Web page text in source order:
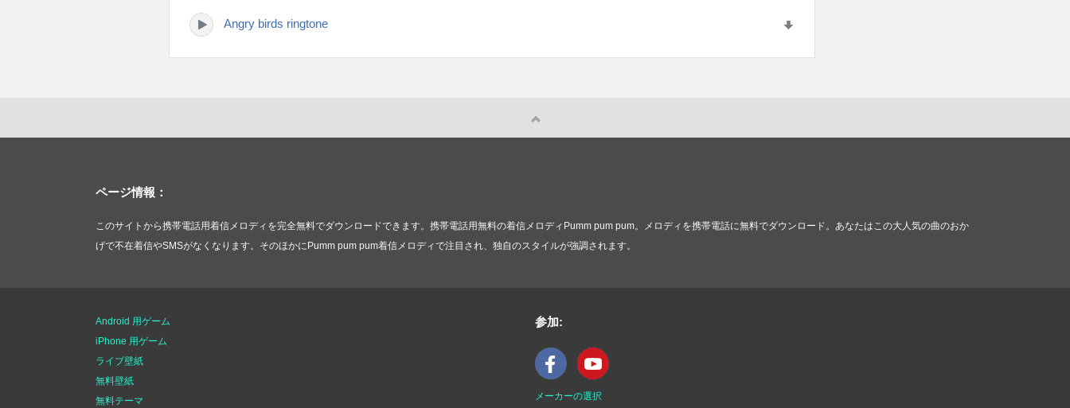
Angry birds ringtone
ページ情報：
このサイトから携帯電話用着信メロディを完全無料でダウンロードできます。携帯電話用無料の着信メロディPumm pum pum。メロディを携帯電話に無料でダウンロード。あなたはこの大人気の曲のおか
げで不在着信やSMSがなくなります。そのほかにPumm pum pum着信メロディで注目され、独自のスタイルが強調されます。
Android 用ゲーム
iPhone 用ゲーム
ライブ壁紙
無料壁紙
無料テーマ
参加:
メーカーの選択